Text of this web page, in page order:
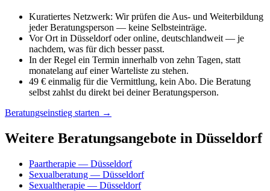
Kuratiertes Netzwerk: Wir prüfen die Aus- und Weiterbildung
jeder Beratungsperson — keine Selbsteinträge.
Vor Ort in Düsseldorf oder online, deutschlandweit — je
nachdem, was für dich besser passt.
In der Regel ein Termin innerhalb von zehn Tagen, statt
monatelang auf einer Warteliste zu stehen.
49 € einmalig für die Vermittlung, kein Abo. Die Beratung
selbst zahlst du direkt bei deiner Beratungsperson.
Beratungseinstieg starten →
Weitere Beratungsangebote in Düsseldorf
Paartherapie — Düsseldorf
Sexualberatung — Düsseldorf
Sexualtherapie — Düsseldorf